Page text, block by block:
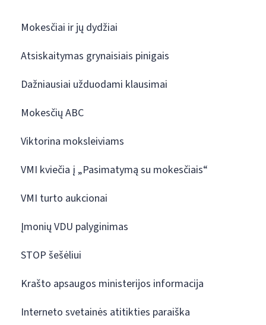
Mokesčiai ir jų dydžiai
Atsiskaitymas grynaisiais pinigais
Dažniausiai užduodami klausimai
Mokesčių ABC
Viktorina moksleiviams
VMI kviečia į „Pasimatymą su mokesčiais“
VMI turto aukcionai
Įmonių VDU palyginimas
STOP šešėliui
Krašto apsaugos ministerijos informacija
Interneto svetainės atitikties paraiška